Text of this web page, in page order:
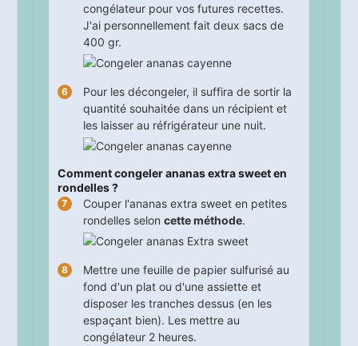
congélateur pour vos futures recettes.
J'ai personnellement fait deux sacs de
400 gr.
Pour les décongeler, il suffira de sortir la
quantité souhaitée dans un récipient et
les laisser au réfrigérateur une nuit.
Comment congeler ananas extra sweet en
rondelles ?
Couper l'ananas extra sweet en petites
rondelles selon cette méthode.
Mettre une feuille de papier sulfurisé au
fond d'un plat ou d'une assiette et
disposer les tranches dessus (en les
espaçant bien). Les mettre au
congélateur 2heures.